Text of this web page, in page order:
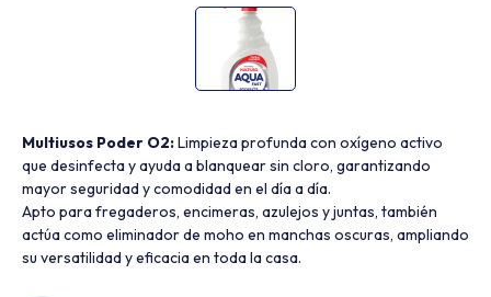
Multiusos Poder O2:Limpieza profunda con oxígeno activo
que desinfecta y ayuda a blanquear sin cloro, garantizando
mayor seguridad y comodidad en el día a día.
Apto para fregaderos, encimeras, azulejos y juntas, también
actúa como eliminador de moho en manchas oscuras, ampliando
su versatilidad y eficacia en toda la casa.